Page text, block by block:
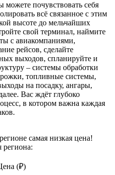
можете почувствовать себя
всё связанное с этим
высоте до мельчайших
свой терминал, наймите
с авиакомпаниями,
рейсов, сделайте
выходов, спланируйте и
– системы обработки
топливные системы,
на посадку, ангары,
Вас ждёт глубоко
в котором важна каждая
самая низкая цена!
ена (₽)